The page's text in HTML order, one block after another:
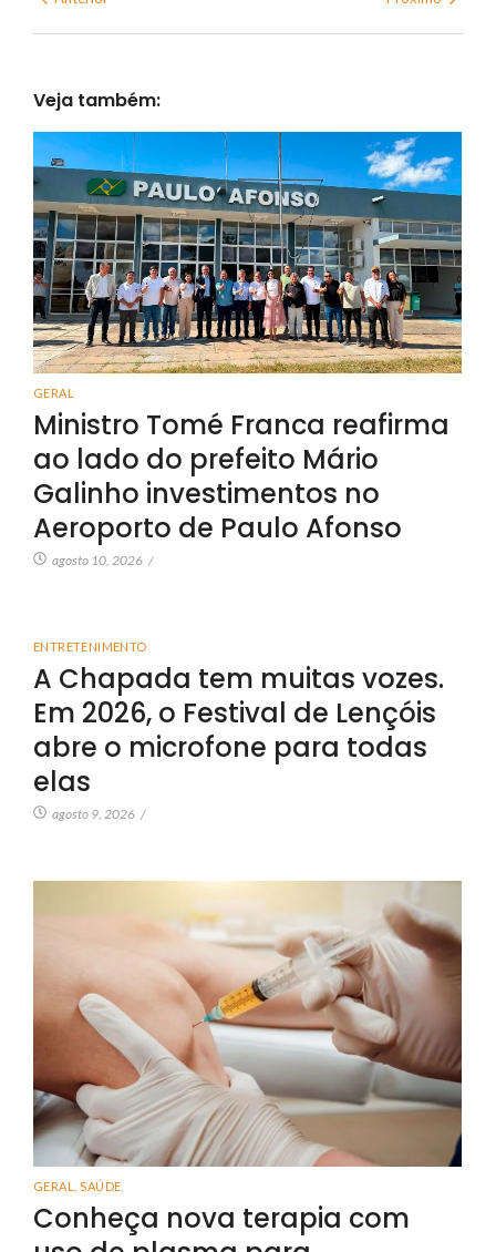
Veja também:
GERAL
Ministro Tomé Franca reafirma
ao lado do prefeito Mário
Galinho investimentos no
Aeroporto de Paulo Afonso
agosto 10, 2026 /
ENTRETENIMENTO
A Chapada tem muitas vozes.
Em 2026, o Festival de Lençóis
abre o microfone para todas
elas
agosto 9, 2026 /
GERAL SAÚDE
Conheça nova terapia com